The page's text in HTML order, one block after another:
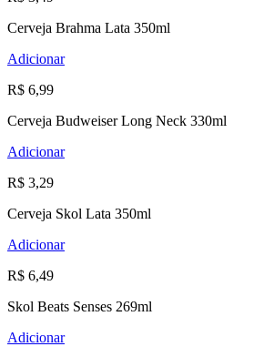
Cerveja Brahma Lata 350ml
Adicionar
R$ 6,99
Cerveja Budweiser Long Neck 330ml
Adicionar
R$ 3,29
Cerveja Skol Lata 350ml
Adicionar
R$ 6,49
Skol Beats Senses 269ml
Adicionar